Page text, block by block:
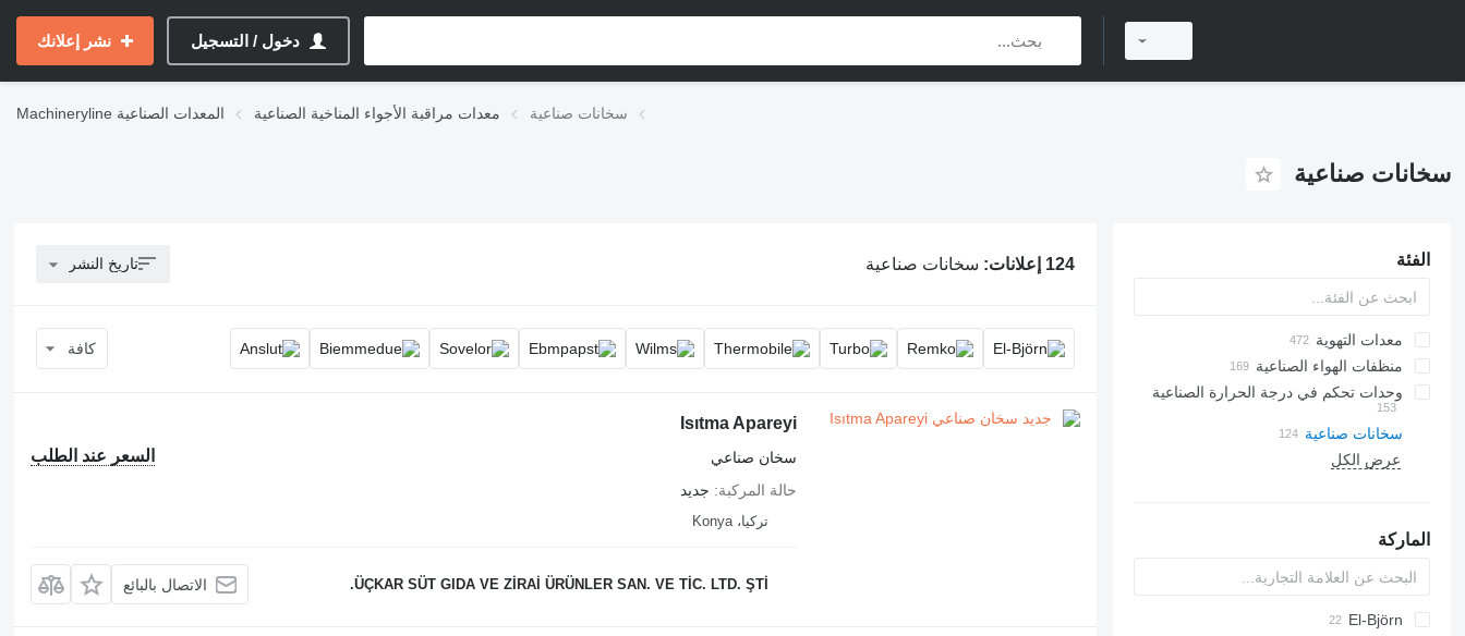
دخول / التسجيل نشر إعلانك
Machineryline المعدات الصناعية معدات مراقبة الأجواء المناخية الصناعية سخانات صناعية
سخانات صناعية
الفئة
معدات التهوية
منظفات الهواء الصناعية
وحدات تحكم في درجة الحرارة الصناعية
سخانات صناعية
مراجل الوقود الصلب
غلايات الغاز
الغلايات المركبة
عرض الكل
الماركة
El-Björn
124 إعلانات: سخانات صناعية تاريخ النشر
كافة
Isıtma Apareyi
السعر عند الطلب
سخان صناعي
حالة المركبة
جديد
تركيا، Konya
ÜÇKAR SÜT GIDA VE ZİRAİ ÜRÜNLER SAN. VE TİC. LTD. ŞTİ. الاتصال بالبائع